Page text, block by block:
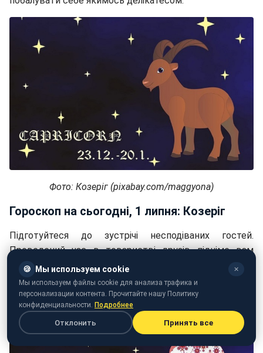
Фото: Козеріг (pixabay.com/maggyona)
Гороскоп на сьогодні, 1 липня: Козеріг
Підготуйтеся до зустрічі несподіваних гостей.
Проведений час в товаристві друзів підніме вам
настрій і зарядить оптимізмом.
🍪 Мы используем cookie ✕
Мы используем файлы cookie для анализа трафика и
персонализации контента. Прочитайте нашу Политику
конфиденциальности. Подробнее
Отклонить Принять все